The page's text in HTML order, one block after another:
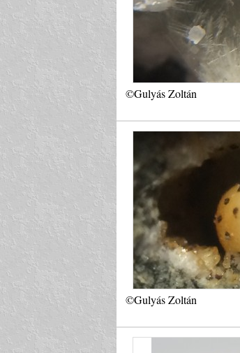
©Gulyás Zoltán
©Gulyás Zoltán